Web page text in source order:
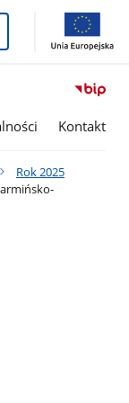
Kontakt
Rok 2025